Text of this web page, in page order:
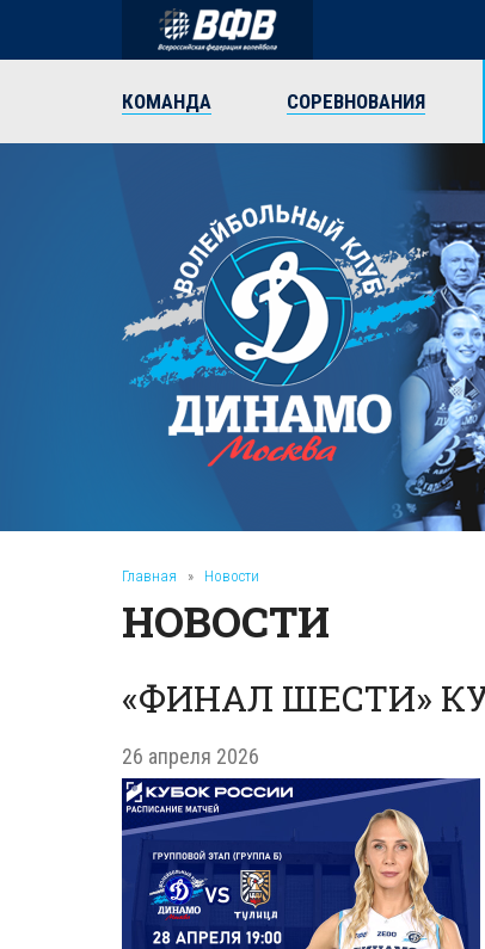
КОМАНДА СОРЕВНОВАНИЯ
Главная » Новости
НОВОСТИ
«ФИНАЛ ШЕСТИ»
26 апреля 2026